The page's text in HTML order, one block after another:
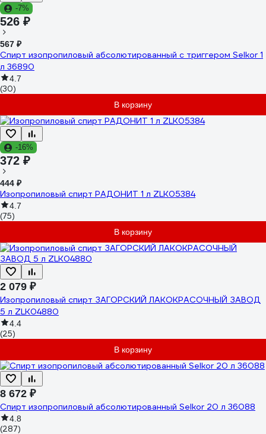
-7%
526 ₽
567 ₽
Спирт изопропиловый абсолютированный с триггером Selkor 1
л 36890
4.7
(30)
В корзину
-16%
372 ₽
444 ₽
Изопропиловый спирт РАДОНИТ 1 л ZLK05384
4.7
(75)
В корзину
2 079 ₽
Изопропиловый спирт ЗАГОРСКИЙ ЛАКОКРАСОЧНЫЙ ЗАВОД
5 л ZLK04880
4.4
(25)
В корзину
8 672 ₽
Спирт изопропиловый абсолютированный Selkor 20 л 36088
4.8
(287)